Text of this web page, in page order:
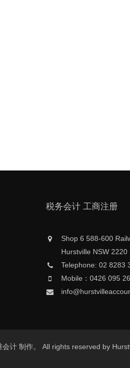
税务会计 工商注册
Shop 6 588-600
Hurstville NSW 2220
Telephone: 02 8283
Mobile：0426 095
计 制作。 All rights reserved by